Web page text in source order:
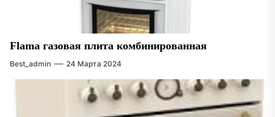
Flama газовая плита комбинированная
Best_admin 24 Марта 2024